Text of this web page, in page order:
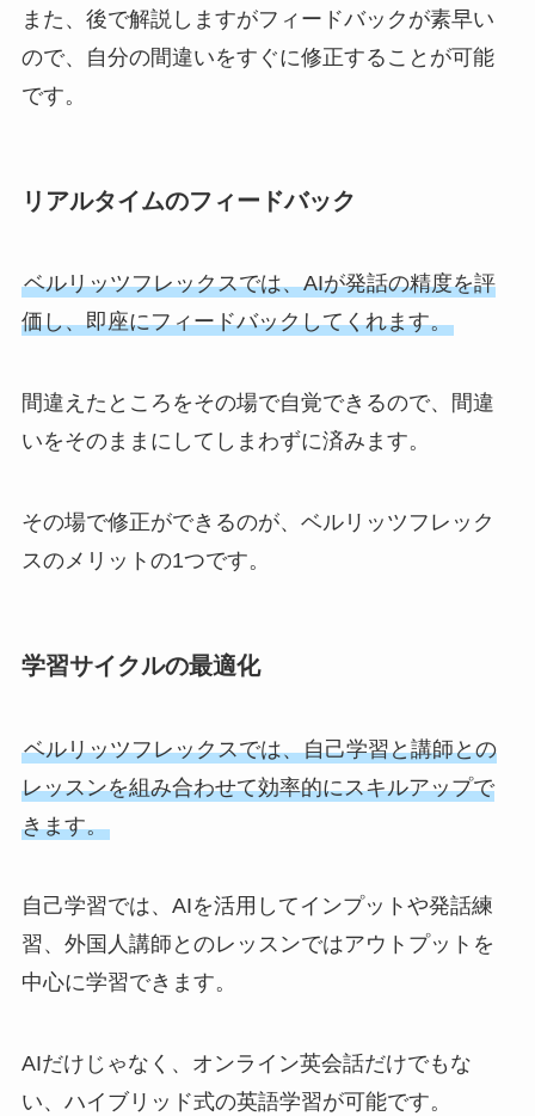
また、後で解説しますがフィードバックが素早い
ので、自分の間違いをすぐに修正することが可能
です。
リアルタイムのフィードバック
ベルリッツフレックスでは、AIが発話の精度を評
価し、即座にフィードバックしてくれます。
間違えたところをその場で自覚できるので、間違
いをそのままにしてしまわずに済みます。
その場で修正ができるのが、ベルリッツフレック
スのメリットの1つです。
学習サイクルの最適化
ベルリッツフレックスでは、自己学習と講師との
レッスンを組み合わせて効率的にスキルアップで
きます。
自己学習では、AIを活用してインプットや発話練
習、外国人講師とのレッスンではアウトプットを
中心に学習できます。
AIだけじゃなく、オンライン英会話だけでもな
い、ハイブリッド式の英語学習が可能です。